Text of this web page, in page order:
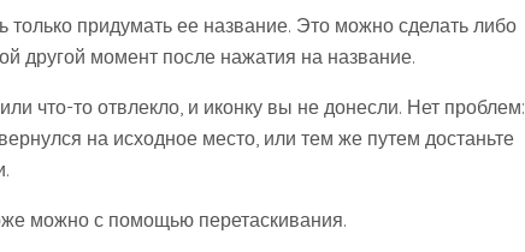
только придумать ее название. Это можно сделать либо
другой момент после нажатия на название.
что-то отвлекло, и иконку вы не донесли. Нет проблем:
на исходное место, или тем же путем достаньте
можно с помощью перетаскивания.